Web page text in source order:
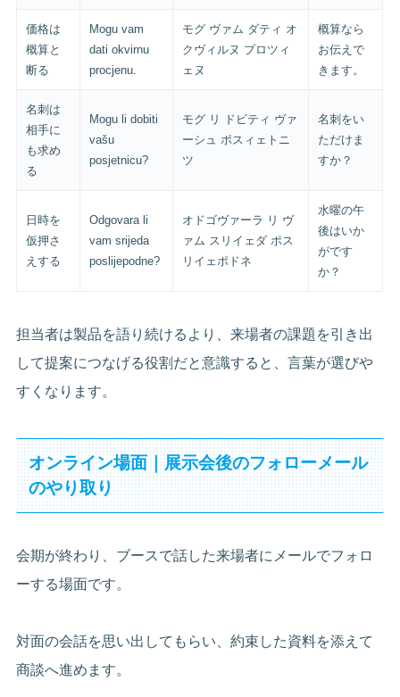
価格は
概算と
断る
Mogu vam
dati okvirnu
procjenu.
モグ ヴァム ダティ オ
クヴィルヌ プロツィ
ェヌ
概算なら
お伝えで
きます。
名刺は
相手に
も求め
る
Mogu li dobiti
vašu
posjetnicu?
モグ リ ドビティ ヴァ
ーシュ ポスィェトニ
ツ
名刺をい
ただけま
すか？
日時を
仮押さ
えする
Odgovara li
vam srijeda
poslijepodne?
オドゴヴァーラ リ ヴ
ァム スリイェダ ポス
リイェポドネ
水曜の午
後はいか
がです
か？
担当者は製品を語り続けるより、来場者の課題を引き出
して提案につなげる役割だと意識すると、言葉が選びや
すくなります。
オンライン場面｜展示会後のフォローメール
のやり取り
会期が終わり、ブースで話した来場者にメールでフォロ
ーする場面です。
対面の会話を思い出してもらい、約束した資料を添えて
商談へ進めます。